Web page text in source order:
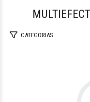
CATEGORIAS